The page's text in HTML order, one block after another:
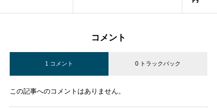
コメント
1 コメント 0 トラックバック
この記事へのコメントはありません。